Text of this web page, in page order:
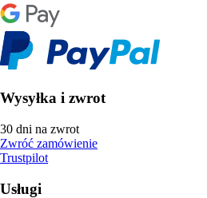
Wysyłka i zwrot
30 dni na zwrot
Zwróć zamówienie
Trustpilot
Usługi